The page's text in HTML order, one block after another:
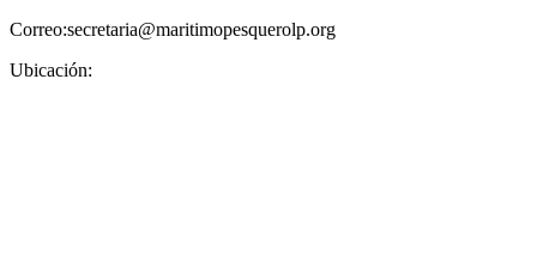
Correo:secretaria@maritimopesquerolp.org
Ubicación: